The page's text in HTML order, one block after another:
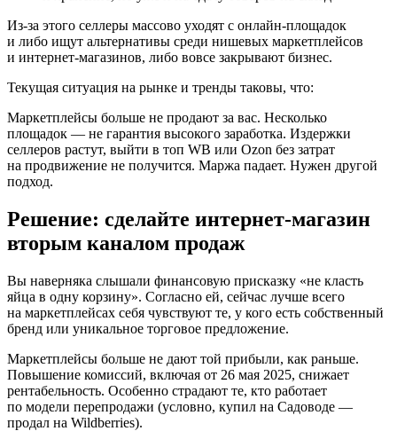
Из-за этого селлеры массово уходят с онлайн-площадок
и либо ищут альтернативы среди нишевых маркетплейсов
и интернет-магазинов, либо вовсе закрывают бизнес.
Текущая ситуация на рынке и тренды таковы, что:
Маркетплейсы больше не продают за вас. Несколько
площадок — не гарантия высокого заработка. Издержки
селлеров растут, выйти в топ WB или Ozon без затрат
на продвижение не получится. Маржа падает. Нужен другой
подход.
Решение: сделайте интернет-магазин
вторым каналом продаж
Вы наверняка слышали финансовую присказку «не класть
яйца в одну корзину». Согласно ей, сейчас лучше всего
на маркетплейсах себя чувствуют те, у кого есть собственный
бренд или уникальное торговое предложение.
Маркетплейсы больше не дают той прибыли, как раньше.
Повышение комиссий, включая от 26 мая 2025, снижает
рентабельность. Особенно страдают те, кто работает
по модели перепродажи (условно, купил на Садоводе —
продал на Wildberries).